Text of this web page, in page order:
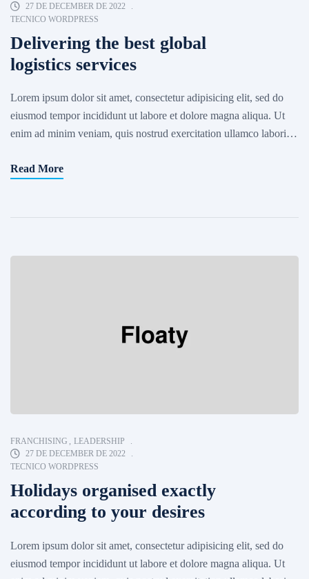
27 DE DECEMBER DE 2022
TECNICO WORDPRESS
Delivering the best global
logistics services
Lorem ipsum dolor sit amet, consectetur adipisicing elit, sed do
eiusmod tempor incididunt ut labore et dolore magna aliqua. Ut
enim ad minim veniam, quis nostrud exercitation ullamco laboris
cupidatat non proident, sunt in culpa qui officia deserunt mollit
Read More
FRANCHISING , LEADERSHIP
27 DE DECEMBER DE 2022
TECNICO WORDPRESS
Holidays organised exactly
according to your desires
Lorem ipsum dolor sit amet, consectetur adipisicing elit, sed do
eiusmod tempor incididunt ut labore et dolore magna aliqua. Ut